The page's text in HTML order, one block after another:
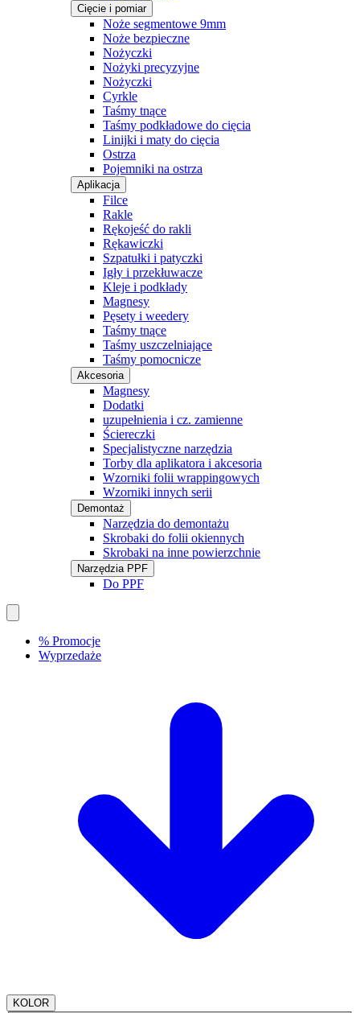
Cięcie i pomiar
Noże segmentowe 9mm
Noże bezpieczne
Nożyczki
Nożyki precyzyjne
Nożyczki
Cyrkle
Taśmy tnące
Taśmy podkładowe do cięcia
Linijki i maty do cięcia
Ostrza
Pojemniki na ostrza
Aplikacja
Filce
Rakle
Rękojeść do rakli
Rękawiczki
Szpatułki i patyczki
Igły i przekłuwacze
Kleje i podkłady
Magnesy
Pęsety i weedery
Taśmy tnące
Taśmy uszczelniające
Taśmy pomocnicze
Akcesoria
Magnesy
Dodatki
uzupełnienia i cz. zamienne
Ściereczki
Specjalistyczne narzędzia
Torby dla aplikatora i akcesoria
Wzorniki folii wrappingowych
Wzorniki innych serii
Demontaż
Narzędzia do demontażu
Skrobaki do folii okiennych
Skrobaki na inne powierzchnie
Narzędzia PPF
Do PPF
% Promocje
Wyprzedaże
KOLOR